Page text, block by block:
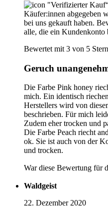
"Verifizierter
Käufer:innen abgegeben
bei uns gekauft haben.
alle, die ein Kundenkonto
Bewertet mit 3 von 5
Geruch
Die Farbe Pink honey
mich. Ein identisch
Herstellers wird von
beschrieben. Für mich
Zudem eher trocken und
Die Farbe Peach riecht
ok. Sie ist auch von der
und trocken.
War diese Bewertung für
Waldgeist
22. Dezember 2020